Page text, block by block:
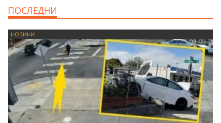
ПОСЛЕДНИ
НОВИНИ